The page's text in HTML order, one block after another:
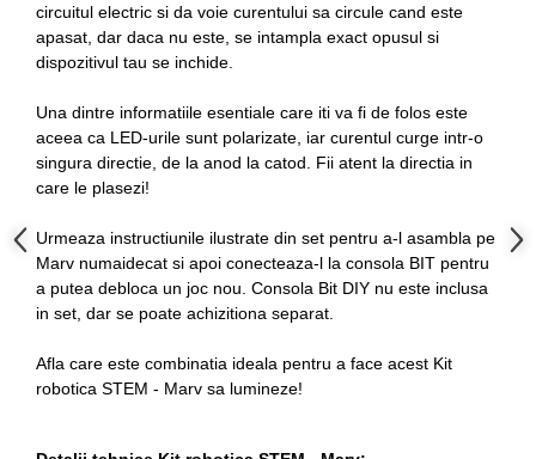
circuitul electric si da voie curentului sa circule cand este
apasat, dar daca nu este, se intampla exact opusul si
dispozitivul tau se inchide.
Una dintre informatiile esentiale care iti va fi de folos este
aceea ca LED-urile sunt polarizate, iar curentul curge intr-o
singura directie, de la anod la catod. Fii atent la directia in
care le plasezi!
Urmeaza instructiunile ilustrate din set pentru a-l asambla pe
Marv numaidecat si apoi conecteaza-l la consola BIT pentru
a putea debloca un joc nou. Consola Bit DIY nu este inclusa
in set, dar se poate achizitiona separat.
Afla care este combinatia ideala pentru a face acest Kit
robotica STEM - Marv sa lumineze!